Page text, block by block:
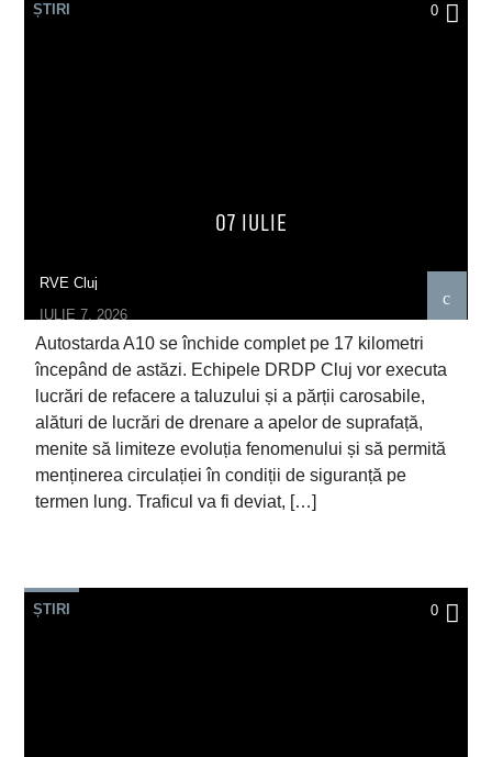
ȘTIRI 0
07 IULIE
RVE Cluj
IULIE 7, 2026
Autostarda A10 se închide complet pe 17 kilometri
începând de astăzi. Echipele DRDP Cluj vor executa
lucrări de refacere a taluzului și a părții carosabile,
alături de lucrări de drenare a apelor de suprafață,
menite să limiteze evoluția fenomenului și să permită
menținerea circulației în condiții de siguranță pe
termen lung. Traficul va fi deviat, […]
ȘTIRI 0